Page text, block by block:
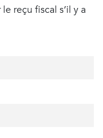
reçu fiscal s’il y a